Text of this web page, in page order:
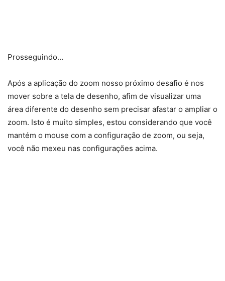
Prosseguindo…
Após a aplicação do zoom nosso próximo desafio é nos
mover sobre a tela de desenho, afim de visualizar uma
área diferente do desenho sem precisar afastar o ampliar o
zoom. Isto é muito simples, estou considerando que você
mantém o mouse com a configuração de zoom, ou seja,
você não mexeu nas configurações acima.